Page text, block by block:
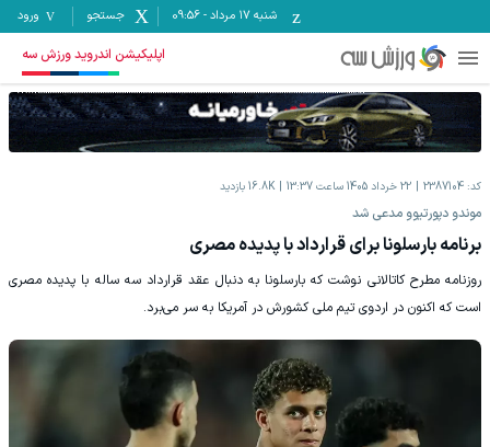
شنبه ۱۷ مرداد -
09:56 جستجو ورود
اپلیکیشن اندروید ورزش سه
کد: 2387104 22 خرداد 1405 ساعت 13:37 16.8K بازدید
موندو دپورتیوو مدعی شد
برنامه بارسلونا برای قرارداد با پدیده مصری
روزنامه مطرح کاتالانی نوشت که بارسلونا به دنبال عقد قرارداد سه ساله با پدیده مصری
است که اکنون در اردوی تیم ملی کشورش در آمریکا به سر می‌برد.